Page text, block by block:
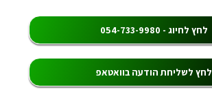
לחץ לחיוג - 054-733-9980
לחץ לשליחת הודעה בוואטאפ